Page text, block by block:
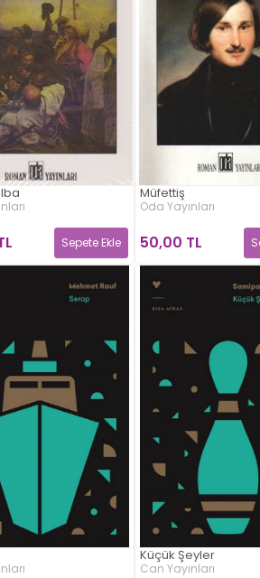
Sepete Ekle
Müfettiş
Oda Yayınları
50,00 TL
Küçük Şeyler
Can Yayınları